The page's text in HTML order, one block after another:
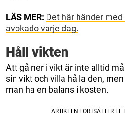
LÄS MER: Det här händer
avokado varje dag.
Håll vikten
Att gå ner i vikt är inte alltid
sin vikt och villa hålla den,
man ha en balans i kosten.